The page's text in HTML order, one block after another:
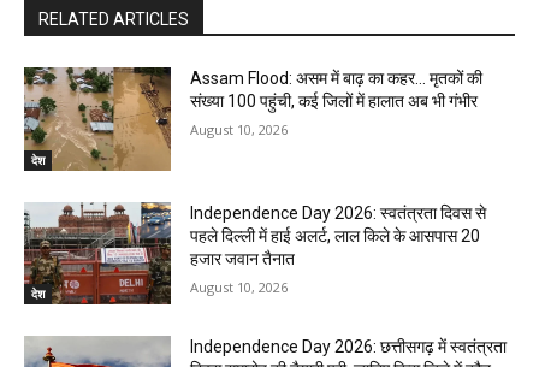
RELATED ARTICLES
देश
Assam Flood: असम में बाढ़ का कहर… मृतकों की
संख्या 100 पहुंची, कई जिलों में हालात अब भी गंभीर
August 10, 2026
देश
Independence Day 2026: स्वतंत्रता दिवस से
पहले दिल्ली में हाई अलर्ट, लाल किले के आसपास 20
हजार जवान तैनात
August 10, 2026
Independence Day 2026: छत्तीसगढ़ में स्वतंत्रता